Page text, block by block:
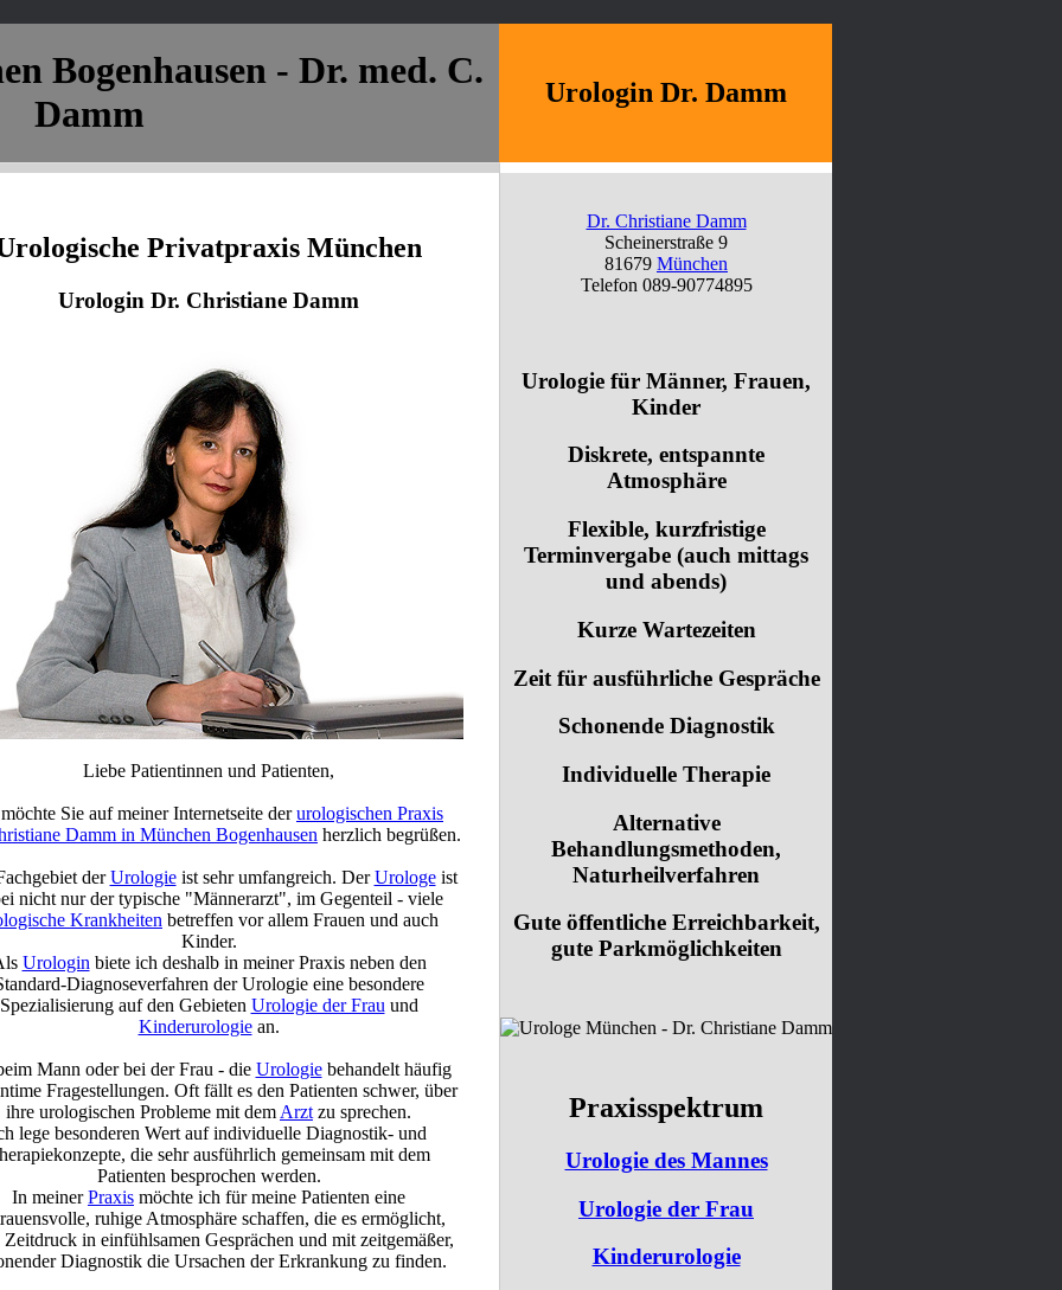
Bogenhausen - Dr. med. C.
Damm
Urologin Dr. Damm
Privatpraxis München
Urologin Dr. Christiane Damm
Liebe Patientinnen und Patienten,
Sie auf meiner Internetseite derurologischen Praxis
Damm in München Bogenhausen herzlich begrüßen.
derUrologieist sehr umfangreich. DerUrologeist
nicht nur der typische "Männerarzt", im Gegenteil - viele
Krankheiten betreffen vor allem Frauen und auch
Kinder.
Urologin biete ich deshalb in meiner Praxis neben den
Diagnoseverfahren der Urologie eine besondere
Spezialisierung auf den Gebieten Urologie der Frau und
Kinderurologiean.
Mann oder bei der Frau - die Urologiebehandelt häufig
Fragestellungen. Oft fällt es den Patienten schwer, über
ihre urologischen Probleme mit dem Arzt zu sprechen.
lege besonderen Wert auf individuelle Diagnostik- und
die sehr ausführlich gemeinsam mit dem
Patienten besprochen werden.
In meinerPraxis möchte ich für meine Patienten eine
ruhige Atmosphäre schaffen, die es ermöglicht,
Zeitdruck in einfühlsamen Gesprächen und mit zeitgemäßer,
Diagnostik die Ursachen der Erkrankung zu finden.
Dr. Christiane Damm
Scheinerstraße 9
81679 München
Telefon 089-90774895
Urologie für Männer, Frauen,
Kinder
Diskrete, entspannte
Atmosphäre
Flexible, kurzfristige
Terminvergabe (auch mittags
und abends)
Kurze Wartezeiten
Zeit für ausführliche Gespräche
Schonende Diagnostik
Individuelle Therapie
Alternative
Behandlungsmethoden,
Naturheilverfahren
Gute öffentliche Erreichbarkeit,
gute Parkmöglichkeiten
Praxisspektrum
Urologie des Mannes
Urologie der Frau
Kinderurologie